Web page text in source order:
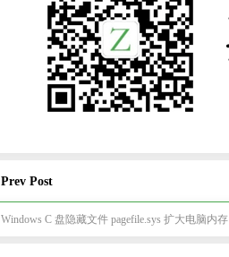
Prev Post
Windows C 盘隐藏文件 pagefile.sys 扩大电脑内存